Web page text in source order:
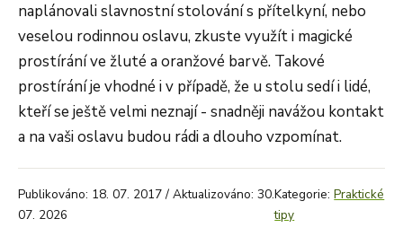
naplánovali slavnostní stolování s přítelkyní, nebo
veselou rodinnou oslavu, zkuste využít i magické
prostírání ve žluté a oranžové barvě. Takové
prostírání je vhodné i v případě, že u stolu sedí i lidé,
kteří se ještě velmi neznají - snadněji navážou kontakt
a na vaši oslavu budou rádi a dlouho vzpomínat.
Publikováno: 18. 07. 2017 / Aktualizováno: 30.
07. 2026
Kategorie:Praktické
tipy